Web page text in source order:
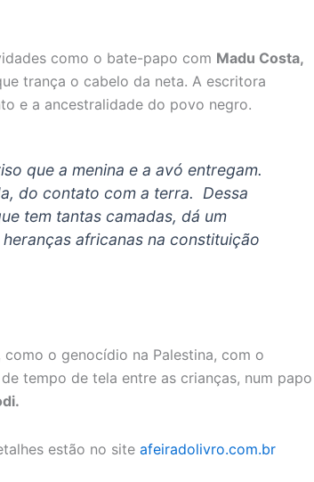
como o bate-papo com Madu Costa,
trança o cabelo da neta. A escritora
e a ancestralidade do povo negro.
que a menina e a avó entregam.
do contato com a terra. Dessa
tem tantas camadas, dá um
africanas na constituição
o genocídio na Palestina, com o
tempo de tela entre as crianças, num papo
estão no site afeiradolivro.com.br